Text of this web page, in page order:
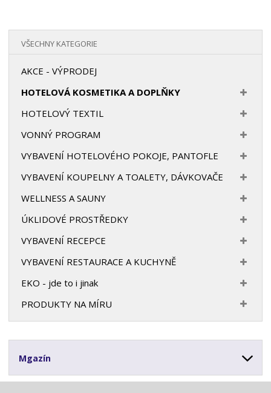
VŠECHNY KATEGORIE
AKCE - VÝPRODEJ
HOTELOVÁ KOSMETIKA A DOPLŇKY
HOTELOVÝ TEXTIL
VONNÝ PROGRAM
VYBAVENÍ HOTELOVÉHO POKOJE, PANTOFLE
VYBAVENÍ KOUPELNY A TOALETY, DÁVKOVAČE
WELLNESS A SAUNY
ÚKLIDOVÉ PROSTŘEDKY
VYBAVENÍ RECEPCE
VYBAVENÍ RESTAURACE A KUCHYNĚ
EKO - jde to i jinak
PRODUKTY NA MÍRU
Mgazín